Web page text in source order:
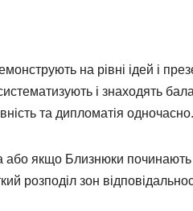
на рівні ідей і
і знаходять
та дипломатія одночасно.
якщо Близнюки починають
розподіл зон